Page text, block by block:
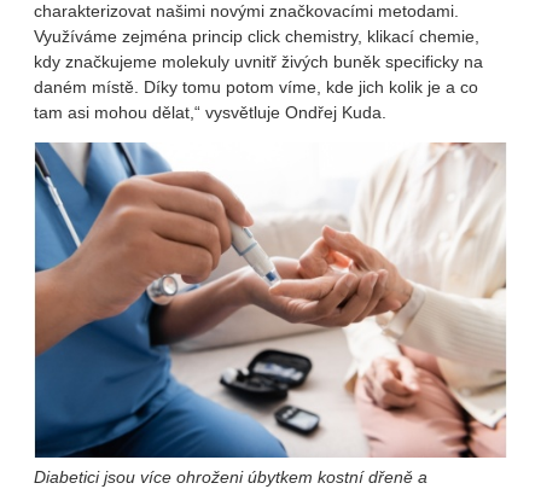
charakterizovat našimi novými značkovacími metodami.
Využíváme zejména princip click chemistry, klikací chemie,
kdy značkujeme molekuly uvnitř živých buněk specificky na
daném místě. Díky tomu potom víme, kde jich kolik je a co
tam asi mohou dělat,“ vysvětluje Ondřej Kuda.
Diabetici jsou více ohroženi úbytkem kostní dřeně a